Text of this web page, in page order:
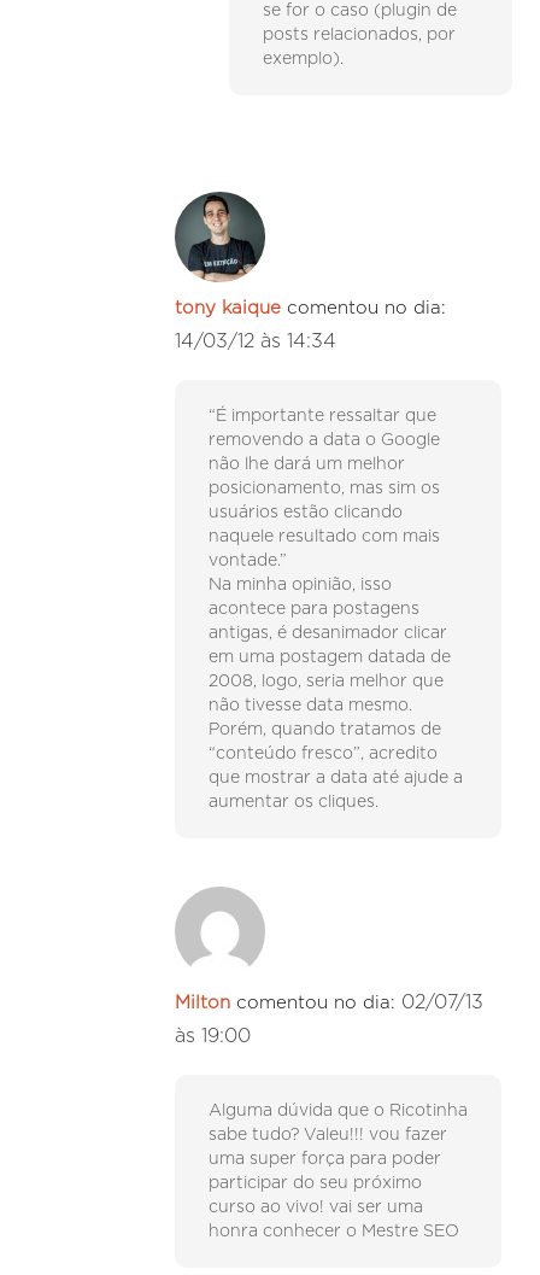
se for o caso (plugin de
posts relacionados, por
exemplo).
tony kaique comentou no dia:
14/03/12 às 14:34
“É importante ressaltar que
removendo a data o Google
não lhe dará um melhor
posicionamento, mas sim os
usuários estão clicando
naquele resultado com mais
vontade.”
Na minha opinião, isso
acontece para postagens
antigas, é desanimador clicar
em uma postagem datada de
2008, logo, seria melhor que
não tivesse data mesmo.
Porém, quando tratamos de
“conteúdo fresco”, acredito
que mostrar a data até ajude a
aumentar os cliques.
Milton comentou no dia: 02/07/13
às 19:00
Alguma dúvida que o Ricotinha
sabe tudo? Valeu!!! vou fazer
uma super força para poder
participar do seu próximo
curso ao vivo! vai ser uma
honra conhecer o Mestre SEO